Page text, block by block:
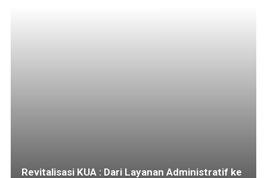
Revitalisasi KUA : Dari Layanan Administratif ke